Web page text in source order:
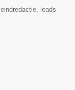
leads